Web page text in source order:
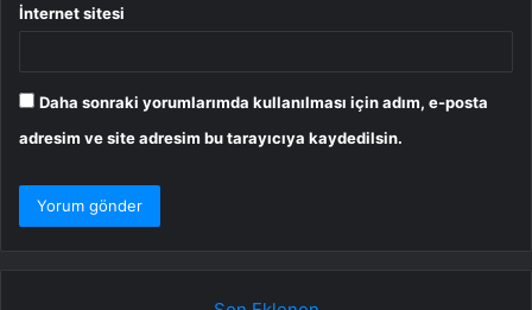
İnternet sitesi
Daha sonraki yorumlarımda kullanılması için adım, e-posta
adresim ve site adresim bu tarayıcıya kaydedilsin.